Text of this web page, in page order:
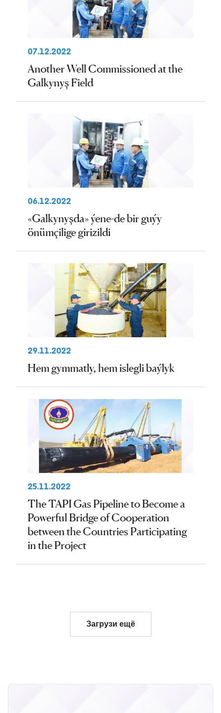
07.12.2022
Another Well Commissioned at the
Galkynyş Field
06.12.2022
«Galkynyşda» ýene-de bir guýy
önümçilige girizildi
29.11.2022
Hem gymmatly, hem islegli baýlyk
25.11.2022
The TAPI Gas Pipeline to Become a
Powerful Bridge of Cooperation
between the Countries Participating
in the Project
Загрузи ещё